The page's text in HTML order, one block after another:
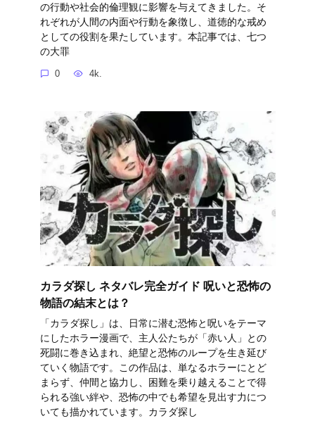
の行動や社会的倫理観に影響を与えてきました。そ
れぞれが人間の内面や行動を象徴し、道徳的な戒め
としての役割を果たしています。本記事では、七つ
の大罪
0 4k.
カラダ探し ネタバレ完全ガイド 呪いと恐怖の
物語の結末とは？
「カラダ探し」は、日常に潜む恐怖と呪いをテーマ
にしたホラー漫画で、主人公たちが「赤い人」との
死闘に巻き込まれ、絶望と恐怖のループを生き延び
ていく物語です。この作品は、単なるホラーにとど
まらず、仲間と協力し、困難を乗り越えることで得
られる強い絆や、恐怖の中でも希望を見出す力につ
いても描かれています。カラダ探し